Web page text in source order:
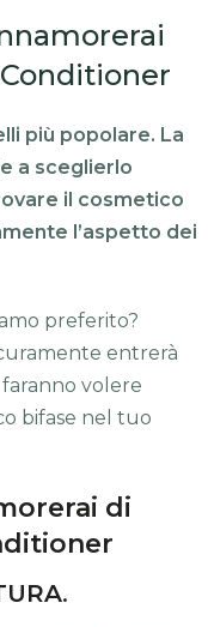
più popolare. La
a sceglierlo
il cosmetico
l’aspetto dei
preferito?
entrerà
faranno volere
bifase nel tuo
di
.